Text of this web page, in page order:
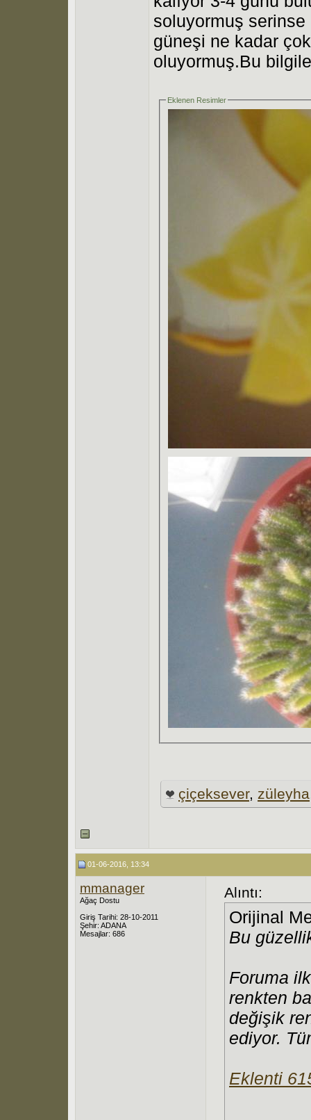
soluyormuş serinse
güneşi ne kadar
oluyormuş.Bu
Eklenen Resimler
çiçeksever, züleyha
01-06-2016, 13:34
mmanager
Ağaç Dostu
Giriş Tarihi: 28-10-2011
Şehir: ADANA
Mesajlar: 686
Alıntı:
Orijinal
Bu
Foruma
renkten
değişik
ediyor.
Eklenti